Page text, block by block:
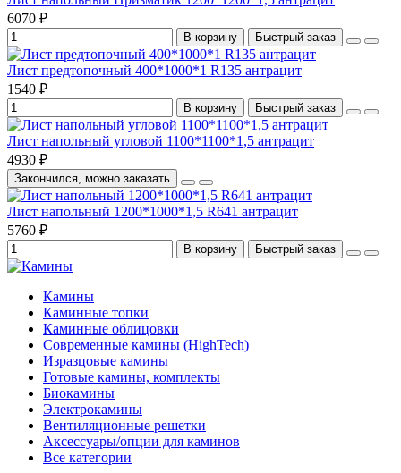
6070 ₽
В корзину Быстрый заказ
Лист предтопочный 400*1000*1 R135 антрацит
1540 ₽
В корзину Быстрый заказ
Лист напольный угловой 1100*1100*1,5 антрацит
4930 ₽
Закончился, можно заказать
Лист напольный 1200*1000*1,5 R641 антрацит
5760 ₽
В корзину Быстрый заказ
Камины
Каминные топки
Каминные облицовки
Современные камины (HighTech)
Изразцовые камины
Готовые камины, комплекты
Биокамины
Электрокамины
Вентиляционные решетки
Аксессуары/опции для каминов
Все категории